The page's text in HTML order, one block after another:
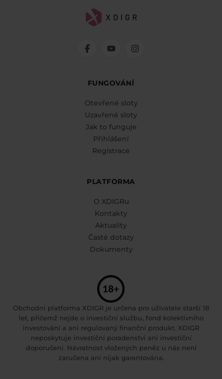
FUNGOVÁNÍ
Otevřené sloty
Uzavřené sloty
Jak to funguje
Přihlášení
Registrace
PLATFORMA
O XDIGRu
Kontakty
Aktuality
Časté dotazy
Dokumenty
Obchodní platforma XDIGR je určena pro uživatele starší 18
let, přičemž nejde o investiční službu, fond kolektivního
investování a ani regulovaný finanční produkt. XDIGR
neposkytuje investiční poradenství ani investiční
doporučení. Návratnost vložených peněz u nás není
zaručena ani nijak garantována.